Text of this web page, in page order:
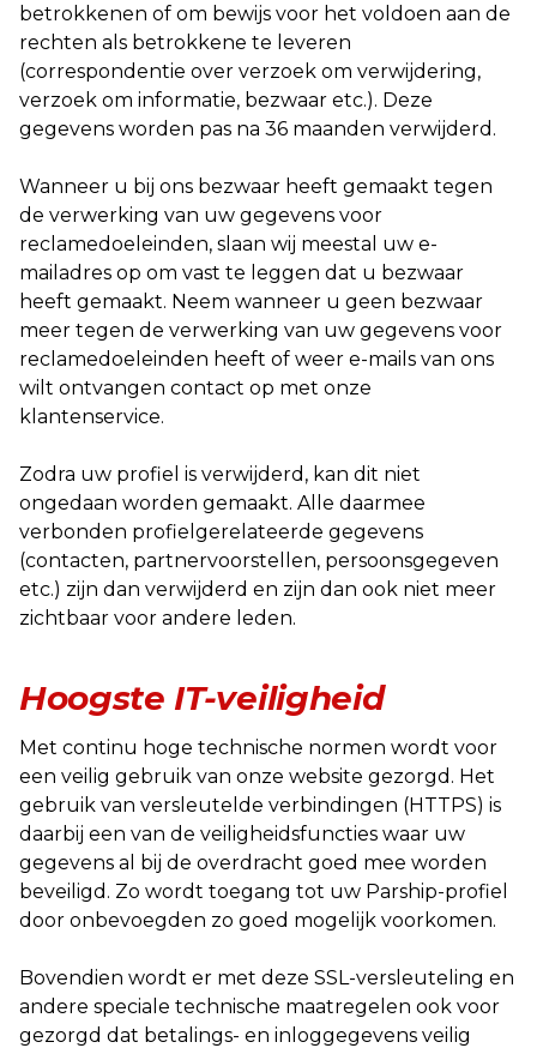
betrokkenen of om bewijs voor het voldoen aan de
rechten als betrokkene te leveren
(correspondentie over verzoek om verwijdering,
verzoek om informatie, bezwaar etc.). Deze
gegevens worden pas na 36 maanden verwijderd.
Wanneer u bij ons bezwaar heeft gemaakt tegen
de verwerking van uw gegevens voor
reclamedoeleinden, slaan wij meestal uw e-
mailadres op om vast te leggen dat u bezwaar
heeft gemaakt. Neem wanneer u geen bezwaar
meer tegen de verwerking van uw gegevens voor
reclamedoeleinden heeft of weer e-mails van ons
wilt ontvangen contact op met onze
klantenservice.
Zodra uw profiel is verwijderd, kan dit niet
ongedaan worden gemaakt. Alle daarmee
verbonden profielgerelateerde gegevens
(contacten, partnervoorstellen, persoonsgegeven
etc.) zijn dan verwijderd en zijn dan ook niet meer
zichtbaar voor andere leden.
Hoogste IT-veiligheid
Met continu hoge technische normen wordt voor
een veilig gebruik van onze website gezorgd. Het
gebruik van versleutelde verbindingen (HTTPS) is
daarbij een van de veiligheidsfuncties waar uw
gegevens al bij de overdracht goed mee worden
beveiligd. Zo wordt toegang tot uw Parship-profiel
door onbevoegden zo goed mogelijk voorkomen.
Bovendien wordt er met deze SSL-versleuteling en
andere speciale technische maatregelen ook voor
gezorgd dat betalings- en inloggegevens veilig